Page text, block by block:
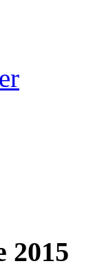
2015